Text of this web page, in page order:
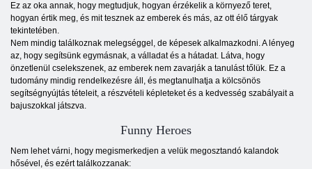
Ez az oka annak, hogy megtudjuk, hogyan érzékelik a környező teret,
hogyan értik meg, és mit tesznek az emberek és más, az ott élő tárgyak
tekintetében.
Nem mindig találkoznak melegséggel, de képesek alkalmazkodni. A lényeg
az, hogy segítsünk egymásnak, a válladat és a hátadat. Látva, hogy
önzetlenül cselekszenek, az emberek nem zavarják a tanulást tőlük. Ez a
tudomány mindig rendelkezésre áll, és megtanulhatja a kölcsönös
segítségnyújtás tételeit, a részvételi képleteket és a kedvesség szabályait a
bajuszokkal játszva.
Funny Heroes
Nem lehet várni, hogy megismerkedjen a velük megosztandó kalandok
hősével, és ezért találkozzanak: